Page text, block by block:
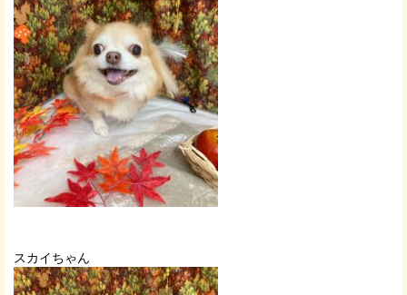
スカイちゃん